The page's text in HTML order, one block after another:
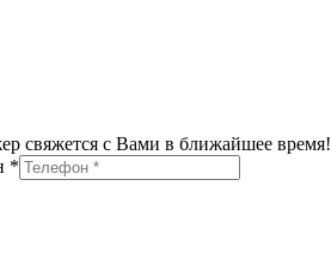
свяжется с Вами в ближайшее время!
*